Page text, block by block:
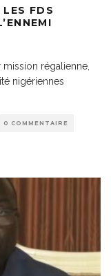
FDS
régalienne,
nigériennes
0 COMMENTAIRE